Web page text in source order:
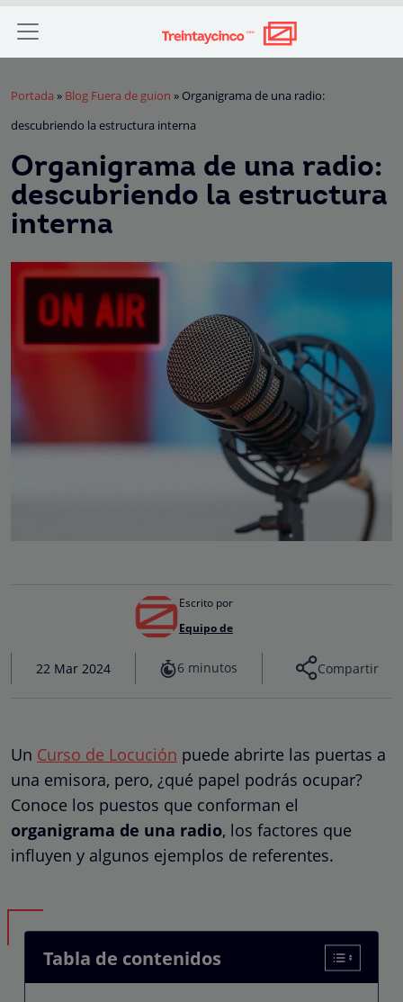
Portada » Blog Fuera de guion » Organigrama de una radio:
descubriendo la estructura interna
Organigrama de una radio:
descubriendo la estructura
interna
Escrito por
Equipo de
22 Mar 2024 6 minutos Compartir
Un Curso de Locución puede abrirte las puertas a
una emisora, pero, ¿qué papel podrás ocupar?
Conoce los puestos que conforman el
organigrama de una radio, los factores que
influyen y algunos ejemplos de referentes.
Tabla de contenidos